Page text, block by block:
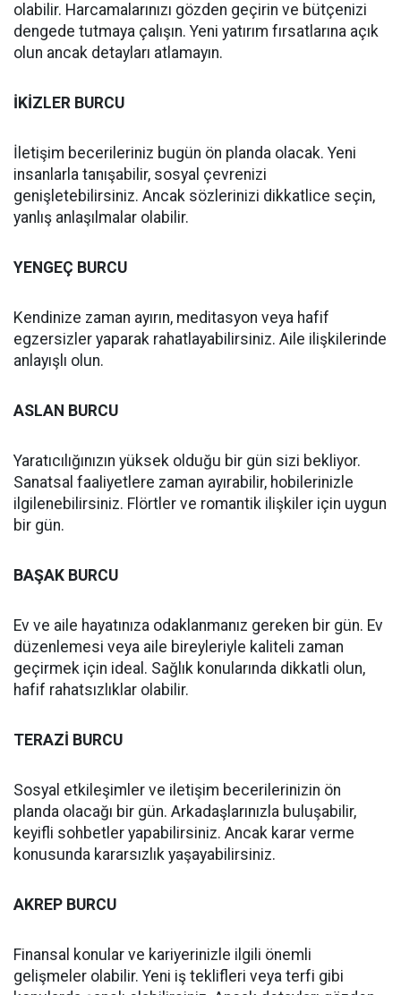
olabilir. Harcamalarınızı gözden geçirin ve bütçenizi
dengede tutmaya çalışın. Yeni yatırım fırsatlarına açık
olun ancak detayları atlamayın.
İKİZLER BURCU
İletişim becerileriniz bugün ön planda olacak. Yeni
insanlarla tanışabilir, sosyal çevrenizi
genişletebilirsiniz. Ancak sözlerinizi dikkatlice seçin,
yanlış anlaşılmalar olabilir.
YENGEÇ BURCU
Kendinize zaman ayırın, meditasyon veya hafif
egzersizler yaparak rahatlayabilirsiniz. Aile ilişkilerinde
anlayışlı olun.
ASLAN BURCU
Yaratıcılığınızın yüksek olduğu bir gün sizi bekliyor.
Sanatsal faaliyetlere zaman ayırabilir, hobilerinizle
ilgilenebilirsiniz. Flörtler ve romantik ilişkiler için uygun
bir gün.
BAŞAK BURCU
Ev ve aile hayatınıza odaklanmanız gereken bir gün. Ev
düzenlemesi veya aile bireyleriyle kaliteli zaman
geçirmek için ideal. Sağlık konularında dikkatli olun,
hafif rahatsızlıklar olabilir.
TERAZİ BURCU
Sosyal etkileşimler ve iletişim becerilerinizin ön
planda olacağı bir gün. Arkadaşlarınızla buluşabilir,
keyifli sohbetler yapabilirsiniz. Ancak karar verme
konusunda kararsızlık yaşayabilirsiniz.
AKREP BURCU
Finansal konular ve kariyerinizle ilgili önemli
gelişmeler olabilir. Yeni iş teklifleri veya terfi gibi